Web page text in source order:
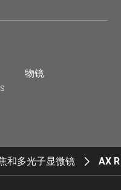
物镜
和多光子显微镜 AX